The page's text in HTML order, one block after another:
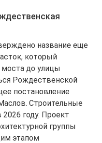
название еще
который
моста до улицы
Рождественской
постановление
Строительные
2026 году. Проект
группы
этапом